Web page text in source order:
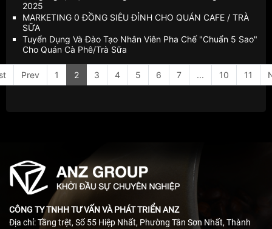
2025
MARKETING 0 ĐỒNG SIÊU ĐỈNH CHO QUÁN CAFE / TRÀ
SỮA
Tuyển Dụng Và Đào Tạo Nhân Viên Pha Chế "Chuẩn 5 Sao"
Cho Quán Cà Phê/Trà Sữa
Prev 1 2 3 4 5 6 7 ... 10 11
CÔNG TY TNHH TƯ VẤN VÀ PHÁT TRIỂN ANZ
Địa chỉ: Tầng trệt, Số 55 Hiệp Nhất, Phường Tân Sơn Nhất, Thành